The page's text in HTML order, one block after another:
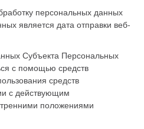
персональных данных
является дата отправки веб-
Субъекта Персональных
с помощью средств
средств
с действующим
положениями